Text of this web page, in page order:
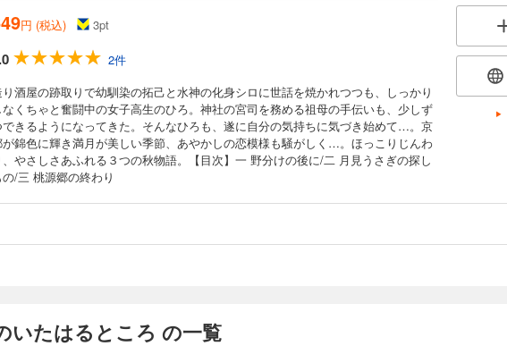
円 (税込) 3pt
2件
酒屋の跡取りで幼馴染の拓己と水神の化身シロに世話を焼かれつつも、しっかり
なくちゃと奮闘中の女子高生のひろ。神社の宮司を務める祖母の手伝いも、少しず
できるようになってきた。そんなひろも、遂に自分の気持ちに気づき始めて…。京
錦色に輝き満月が美しい季節、あやかしの恋模様も騒がしく…。ほっこりじんわ
、やさしさあふれる３つの秋物語。【目次】一 野分けの後に/二 月見うさぎの探し
の/三 桃源郷の終わり
いたはるところ の一覧